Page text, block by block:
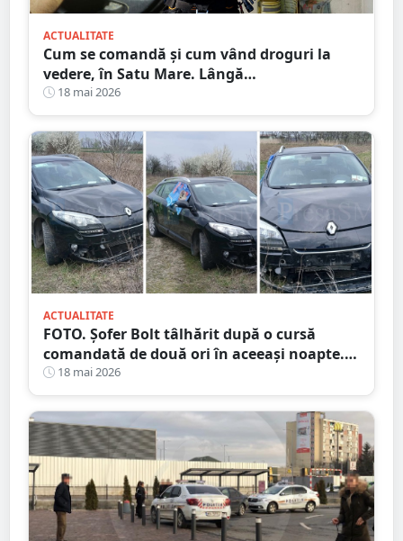
ACTUALITATE
Cum se comandă și cum vând droguri la
vedere, în Satu Mare. Lângă
hoteluri/restaurante cunoscute
18 mai 2026
ACTUALITATE
FOTO. Șofer Bolt tâlhărit după o cursă
comandată de două ori în aceeași noapte.
Unul dintre suspecți este minor
18 mai 2026